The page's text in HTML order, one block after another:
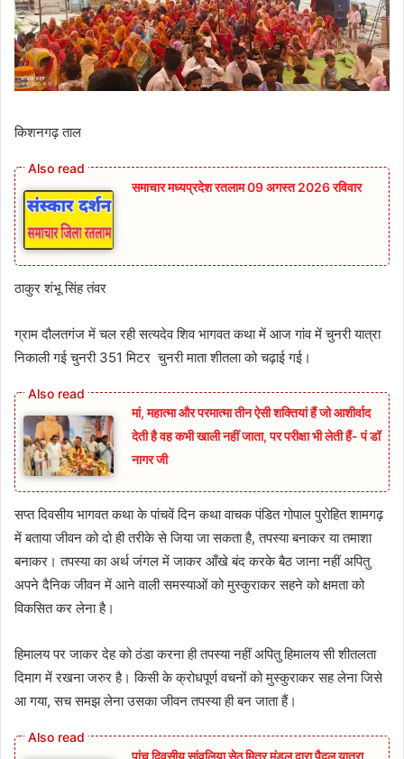
किशनगढ़ ताल
समाचार मध्यप्रदेश रतलाम 09 अगस्त 2026 रविवार
ठाकुर शंभू सिंह तंवर
ग्राम दौलतगंज में चल रही सत्यदेव शिव भागवत कथा में आज गांव में चुनरी यात्रा
निकाली गई चुनरी 351 मिटर चुनरी माता शीतला को चढ़ाई गई।
मां, महात्मा और परमात्मा तीन ऐसी शक्तियां हैं जो आशीर्वाद
देती है वह कभी खाली नहीं जाता, पर परीक्षा भी लेती हैं- पं डॉ
नागर जी
सप्त दिवसीय भागवत कथा के पांचवें दिन कथा वाचक पंडित गोपाल पुरोहित शामगढ़
में बताया जीवन को दो ही तरीके से जिया जा सकता है, तपस्या बनाकर या तमाशा
बनाकर। तपस्या का अर्थ जंगल में जाकर आँखे बंद करके बैठ जाना नहीं अपितु
अपने दैनिक जीवन में आने वाली समस्याओं को मुस्कुराकर सहने को क्षमता को
विकसित कर लेना है।
हिमालय पर जाकर देह को ठंडा करना ही तपस्या नहीं अपितु हिमालय सी शीतलता
दिमाग में रखना जरुर है। किसी के क्रोधपूर्ण वचनों को मुस्कुराकर सह लेना जिसे
आ गया, सच समझ लेना उसका जीवन तपस्या ही बन जाता हैं।
पांच दिवसीय सांवलिया सेठ मित्र मंडल द्वारा पैदल यात्रा